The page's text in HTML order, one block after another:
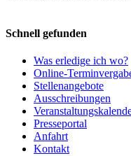
Schnell gefunden
Was erledige ich wo?
Online-
Stellenangebote
Ausschreibungen
Presseportal
Anfahrt
Kontakt